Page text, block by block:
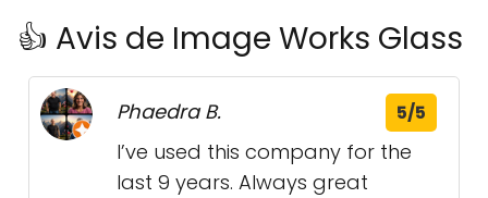
👍 Avis de Image Works Glass
Phaedra B. 5/5
I’ve used this company for the
last 9 years. Always great